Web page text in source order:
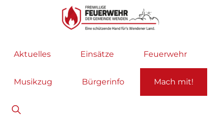
Hauptnavigation
Feuerwehr
helfen
selbstverständlich!
Aktuelles Einsätze Feuerwehr
Musikzug Bürgerinfo Mach mit!
Show
Search